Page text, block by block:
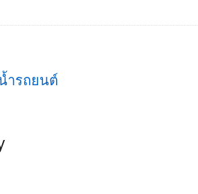
ำรถยนต์